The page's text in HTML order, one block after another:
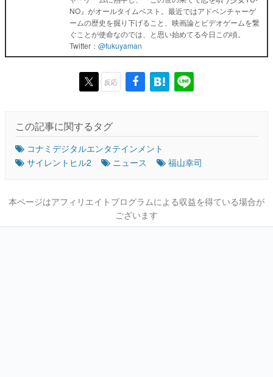
NO』がオールタイムベスト。最近ではアドベンチャーゲ
ームの歴史を掘り下げること、映画論とビデオゲームを繋
ぐことが使命なのでは、と思い始めてる今日この頃。
Twitter： @fukuyaman
反応
この記事に関するタグ
コナミデジタルエンタテインメント
サイレントヒル2
ニュース 福山幸司
本ページはアフィリエイトプログラムによる収益を得ている場合が
ございます